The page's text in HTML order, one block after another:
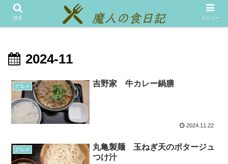
メニュー
2024-11
グルメ 吉野家 牛カレー鍋膳
2024.11.22
グルメ
丸亀製麺 玉ねぎ天のポタージュ
つけ汁
検索 メニュー